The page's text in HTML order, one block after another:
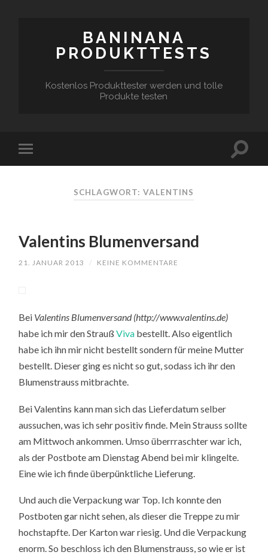
BANINANA
PRODUKTTESTS
Kostenlos Produkttester werden und tolle
Produkte testen
SCHLAGWORT:VALENTINS
Valentins Blumenversand
21. JANUAR 2013 / KEINE KOMMENTARE
Bei Valentins Blumenversand (http://www.valentins.de)
habe ich mir den StraußViva bestellt. Also eigentlich
habe ich ihn mir nicht bestellt sondern für meine Mutter
bestellt. Dieser ging es nicht so gut, sodass ich ihr den
Blumenstrauss mitbrachte.
Bei Valentins kann man sich das Lieferdatum selber
aussuchen, was ich sehr positiv finde. Mein Strauss sollte
am Mittwoch ankommen. Umso überrraschter war ich,
als der Postbote am Dienstag Abend bei mir klingelte.
Eine wie ich finde überpünktliche Lieferung.
Und auch die Verpackung war Top. Ich konnte den
Postboten gar nicht sehen, als dieser die Treppe zu mir
hochstapfte. Der Karton war riesig. Und die Verpackung
enorm. So beschloss ich den Blumenstrauss, so wie er ist